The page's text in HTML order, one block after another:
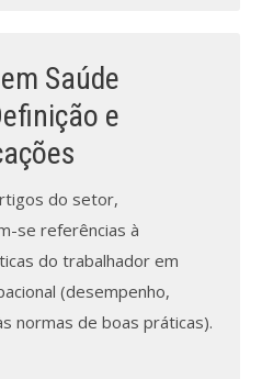
Saúde
e
do setor,
se referências à
do trabalhador em
(desempenho,
normas de boas práticas).